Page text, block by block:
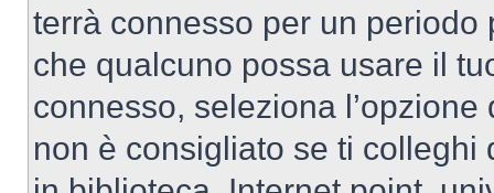
terrà connesso per un
che qualcuno possa usare il
connesso, seleziona
non è consigliato se ti